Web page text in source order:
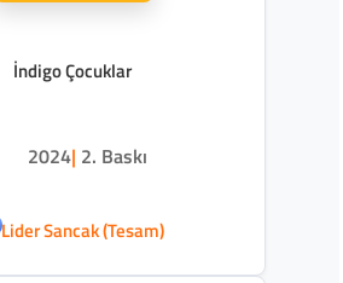
İndigo Çocuklar
2024| 2. Baskı
Lider Sancak (Tesam)